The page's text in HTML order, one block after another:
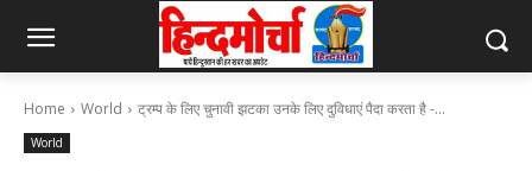
Home World ट्रम्प के लिए चुनावी झटका उनके लिए दुविधाएं पैदा करता है -...
World